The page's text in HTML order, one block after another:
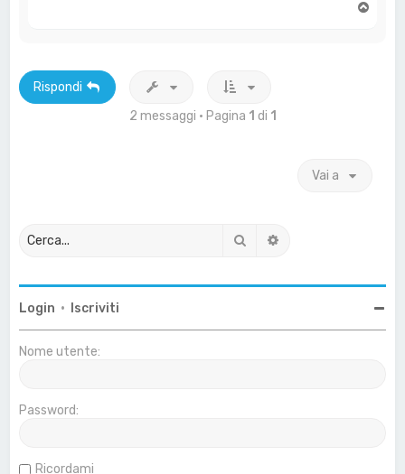
Rispondi
2 messaggi • Pagina 1 di 1
Vai a
Cerca
Login • Iscriviti
Nome utente:
Password:
Ricordami